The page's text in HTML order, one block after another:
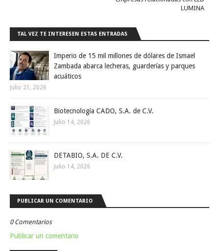
LUMINA
TAL VEZ TE INTERESEN ESTAS ENTRADAS
Imperio de 15 mil millones de dólares de Ismael
Zambada abarca lecheras, guarderías y parques
acuáticos
Julio 21, 2026
Biotecnología CADO, S.A. de C.V.
Julio 14, 2026
DETABIO, S.A. DE C.V.
Julio 14, 2026
PUBLICAR UN COMENTARIO
0 Comentarios
Publicar un comentario